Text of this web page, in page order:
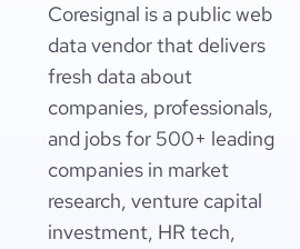
Coresignal is a public web
data vendor that delivers
fresh data about
companies, professionals,
and jobs for 500+ leading
companies in market
research, venture capital
investment, HR tech,